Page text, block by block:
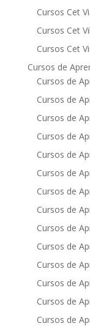
Cursos Cet
Cursos Cet
Cursos Cet
Cursos de
Cursos de
Cursos de
Cursos de
Cursos de
Cursos de
Cursos de
Cursos de
Cursos de
Cursos de
Cursos de
Cursos de
Cursos de
Cursos de
Cursos de